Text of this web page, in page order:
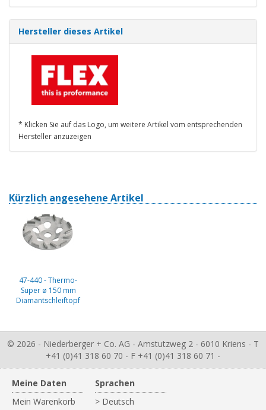
Hersteller dieses Artikel
* Klicken Sie auf das Logo, um weitere Artikel vom entsprechenden
Hersteller anzuzeigen
Kürzlich angesehene Artikel
47-440 - Thermo-
Super ø 150 mm
Diamantschleiftopf
© 2026 - Niederberger + Co. AG - Amstutzweg 2 - 6010 Kriens - T
+41 (0)41 318 60 70 - F +41 (0)41 318 60 71 -
Meine Daten
Mein Warenkorb
Sprachen
> Deutsch